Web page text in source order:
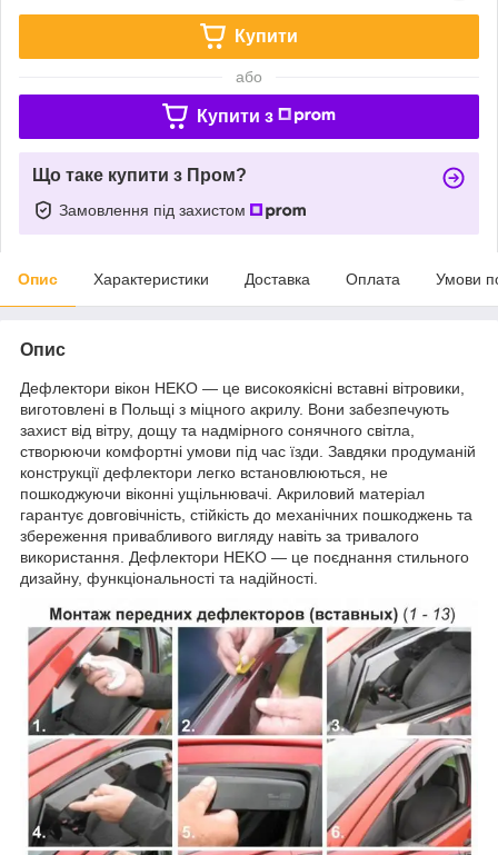
Купити
або
Купити з
Що таке купити з Пром?
Замовлення під захистом
Опис Характеристики Доставка Оплата Умови
Опис
Дефлектори вікон HEKO — це високоякісні вставні вітровики,
виготовлені в Польщі з міцного акрилу. Вони забезпечують
захист від вітру, дощу та надмірного сонячного світла,
створюючи комфортні умови під час їзди. Завдяки продуманій
конструкції дефлектори легко встановлюються, не
пошкоджуючи віконні ущільнювачі. Акриловий матеріал
гарантує довговічність, стійкість до механічних пошкоджень та
збереження привабливого вигляду навіть за тривалого
використання. Дефлектори HEKO — це поєднання стильного
дизайну, функціональності та надійності.